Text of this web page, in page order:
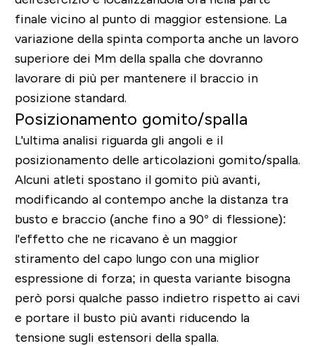
finale vicino al punto di maggior estensione. La
variazione della spinta comporta anche un lavoro
superiore dei Mm della spalla che dovranno
lavorare di più per mantenere il braccio in
posizione standard.
Posizionamento gomito/spalla
L'ultima analisi riguarda gli angoli e il
posizionamento delle articolazioni gomito/spalla.
Alcuni atleti spostano il gomito più avanti,
modificando al contempo anche la distanza tra
busto e braccio (anche fino a 90° di flessione):
l'effetto che ne ricavano è un maggior
stiramento del capo lungo con una miglior
espressione di forza; in questa variante bisogna
però porsi qualche passo indietro rispetto ai cavi
e portare il busto più avanti riducendo la
tensione sugli estensori della spalla.